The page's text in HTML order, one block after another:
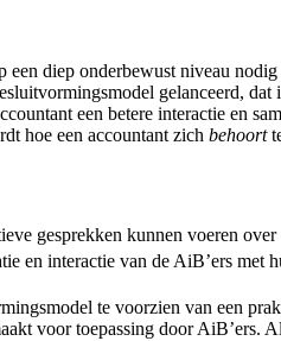
diep onderbewust niveau
gelanceerd,
een betere interactie en
hoe een accountant zich behoort
gesprekken kunnen voeren
en interactie van de AiB’ers met
te voorzien van een
voor toepassing door AiB’ers.